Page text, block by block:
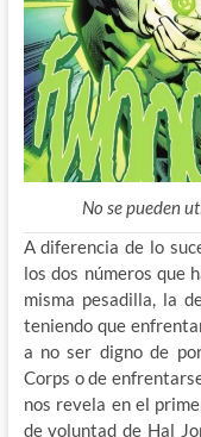
No se pueden
A diferencia de lo
los dos números que
misma pesadilla, la
teniendo que
a no ser digno de
Corps o de
nos revela en el
de voluntad de Hal